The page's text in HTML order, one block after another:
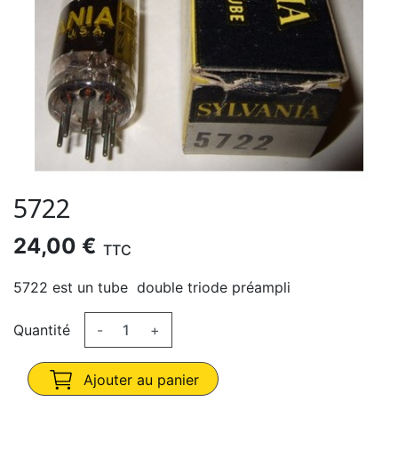
5722
24,00 € TTC
5722 est un tube double triode préampli
Quantité - +
Ajouter au panier